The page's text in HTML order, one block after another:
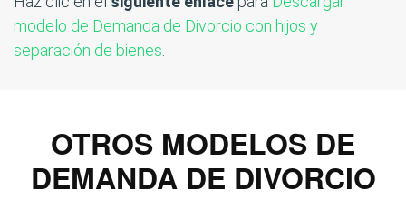
modelo de Demanda de Divorcio con hijos y
separación de bienes
OTROS MODELOS DE
DEMANDA DE DIVORCIO